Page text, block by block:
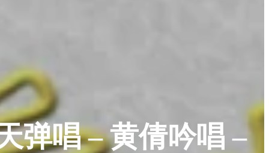
弹唱 – 黄倩吟唱 –